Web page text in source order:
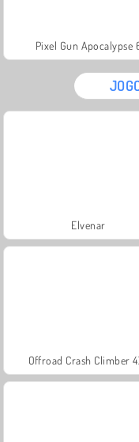
Pixel Gun Apocalypse
Elvenar
Offroad Crash Climber